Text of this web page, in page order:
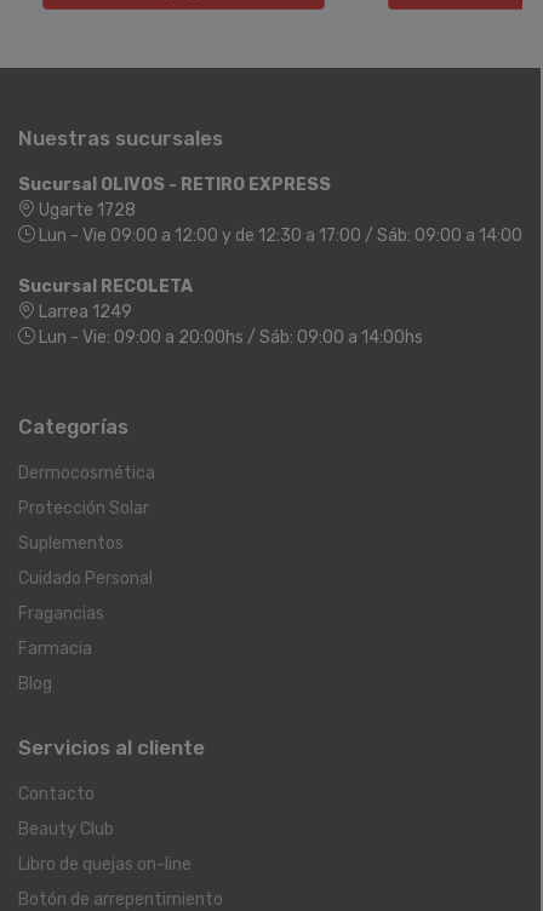
Nuestras sucursales
Sucursal OLIVOS - RETIRO EXPRESS
Ugarte 1728
Lun - Vie 09:00 a 12:00 y de 12:30 a 17:00 / Sáb: 09:00 a 14:00
Sucursal RECOLETA
Larrea 1249
Lun - Vie: 09:00 a 20:00hs / Sáb: 09:00 a 14:00hs
Categorías
Dermocosmética
Protección Solar
Suplementos
Cuidado Personal
Fragancias
Farmacia
Blog
Servicios al cliente
Contacto
Beauty Club
Libro de quejas on-line
Botón de arrepentimiento